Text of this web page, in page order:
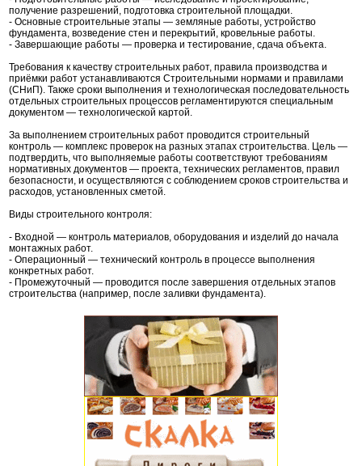
получение разрешений, подготовка строительной площадки.
- Основные строительные этапы — земляные работы, устройство
фундамента, возведение стен и перекрытий, кровельные работы.
- Завершающие работы — проверка и тестирование, сдача объекта.
Требования к качеству строительных работ, правила производства и
приёмки работ устанавливаются Строительными нормами и правилами
(СНиП). Также сроки выполнения и технологическая последовательность
отдельных строительных процессов регламентируются специальным
документом — технологической картой.
За выполнением строительных работ проводится строительный
контроль — комплекс проверок на разных этапах строительства. Цель —
подтвердить, что выполняемые работы соответствуют требованиям
нормативных документов — проекта, технических регламентов, правил
безопасности, и осуществляются с соблюдением сроков строительства и
расходов, установленных сметой.
Виды строительного контроля:
- Входной — контроль материалов, оборудования и изделий до начала
монтажных работ.
- Операционный — технический контроль в процессе выполнения
конкретных работ.
- Промежуточный — проводится после завершения отдельных этапов
строительства (например, после заливки фундамента).